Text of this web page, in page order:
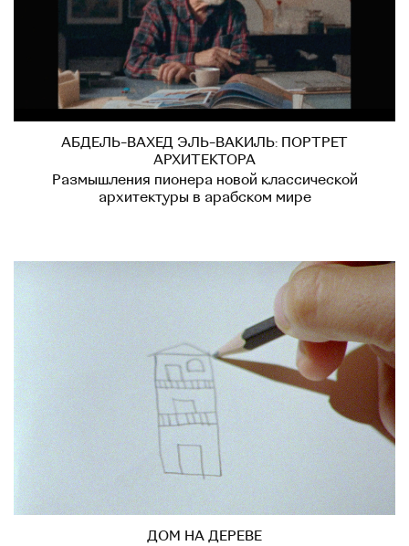
АБДЕЛЬ-ВАХЕД ЭЛЬ-ВАКИЛЬ: ПОРТРЕТ
АРХИТЕКТОРА
Размышления пионера новой классической
архитектуры в арабском мире
ДОМ НА ДЕРЕВЕ